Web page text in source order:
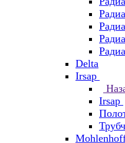
Delta
Irsap
Irsap